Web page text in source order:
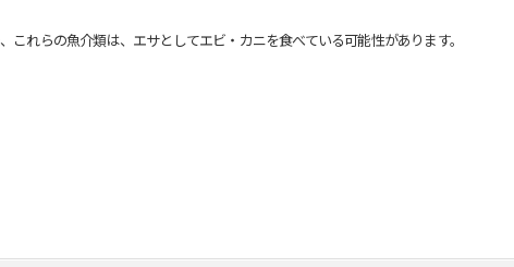
れらの魚介類は、エサとしてエビ・カニを食べている可能性があります。